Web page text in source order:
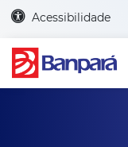
Acessibilidade